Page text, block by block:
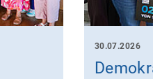
30.07.2026